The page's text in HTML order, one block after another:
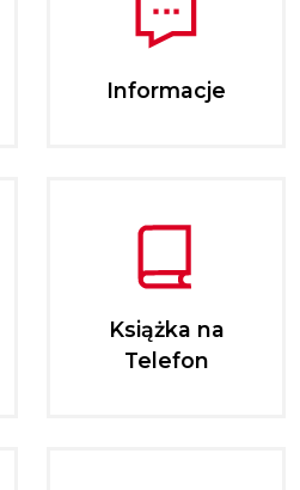
Informacje
Książka na
Telefon